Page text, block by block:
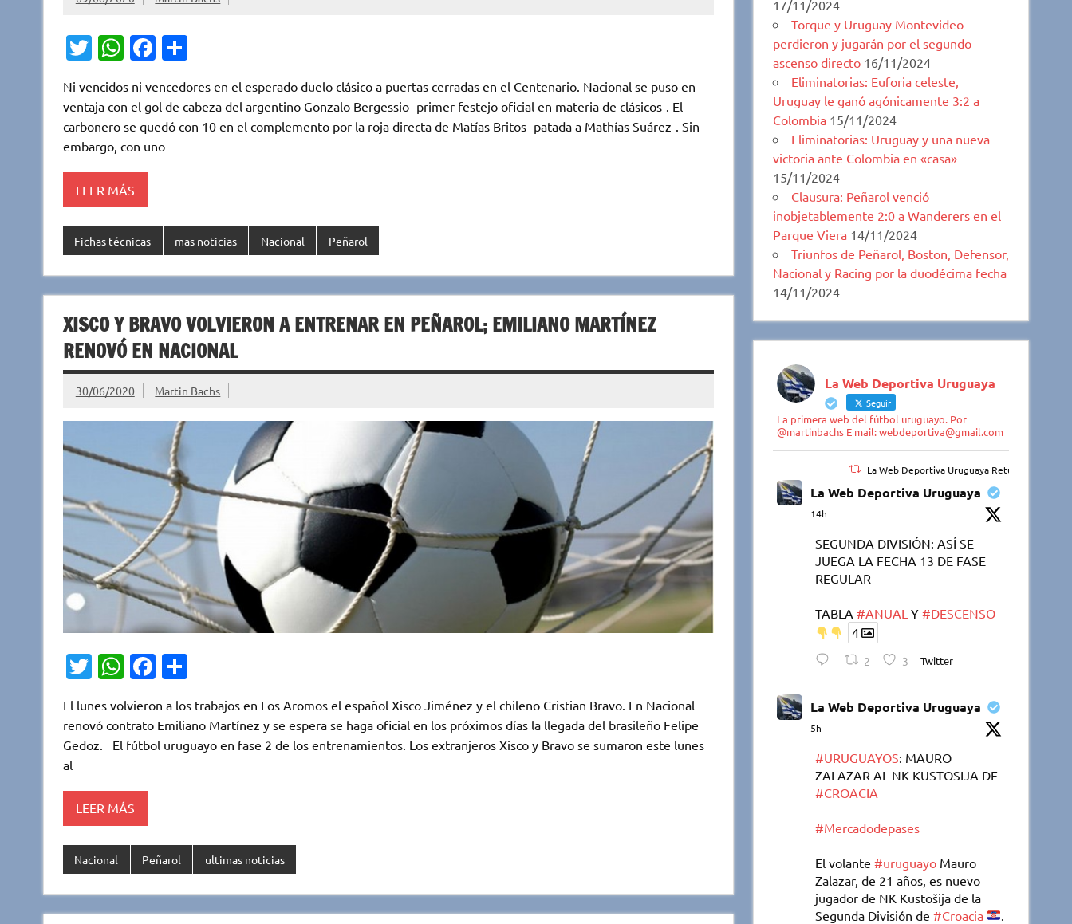
T
it
te
r
W
at
s
A
p
p
Fa
e
b
o
C
m
p
Ni vencidos ni vencedores en el esperado duelo clásico a puertas cerradas en el Centenario. Nacional se puso en
ventaja con el gol de cabeza del argentino Gonzalo Bergessio -primer festejo oficial en materia de clásicos-. El
carbonero se quedó con 10 en el complemento por la roja directa de Matías Britos -patada a Mathías Suárez-. Sin
embargo, con uno
LEER MÁS
Fichas técnicas mas noticias Nacional Peñarol
XISCO Y BRAVO VOLVIERON A ENTRENAR EN PEÑAROL; EMILIANO MARTÍNEZ
RENOVÓ EN NACIONAL
30/06/2020 Martin Bachs
T
it
te
W
at
s
p
p
Fa
e
b
C
m
p
El lunes volvieron a los trabajos en Los Aromos el español Xisco Jiménez y el chileno Cristian Bravo. En Nacional
renovó contrato Emiliano Martínez y se espera se haga oficial en los próximos días la llegada del brasileño Felipe
Gedoz. El fútbol uruguayo en fase 2 de los entrenamientos. Los extranjeros Xisco y Bravo se sumaron este lunes
al
LEER MÁS
Nacional Peñarol ultimas noticias
17/11/2024
Torque y Uruguay Montevideo
perdieron y jugarán por el segundo
ascenso directo 16/11/2024
Eliminatorias: Euforia celeste,
Uruguay le ganó agónicamente 3:2 a
Colombia 15/11/2024
Eliminatorias: Uruguay y una nueva
victoria ante Colombia en «casa»
15/11/2024
Clausura: Peñarol venció
inobjetablemente 2:0 a Wanderers en el
Parque Viera 14/11/2024
Triunfos de Peñarol, Boston, Defensor,
Nacional y Racing por la duodécima fecha
14/11/2024
La Web Deportiva Uruguaya
Seguir
La primera web del fútbol uruguayo. Por
@martinbachs E mail: webdeportiva@gmail.com
La Web Deportiva Uruguaya Retuiteado
La Web Deportiva Uruguaya
14h
SEGUNDA DIVISIÓN: ASÍ SE
JUEGA LA FECHA 13 DE FASE
REGULAR
TABLA#ANUAL Y#DESCENSO
4
2 3 Twitter
La Web Deportiva Uruguaya
5h
#URUGUAYOS: MAURO
ZALAZAR AL NK KUSTOSIJA DE
#CROACIA
#Mercadodepases
El volante#uruguayo Mauro
Zalazar, de 21 años, es nuevo
jugador de NK Kustošija de la
Segunda División de#Croacia